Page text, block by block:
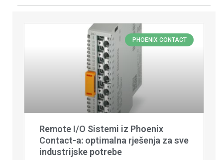
PHOENIX CONTACT
Remote I/O Sistemi iz Phoenix
Contact-a: optimalna rješenja za sve
industrijske potrebe